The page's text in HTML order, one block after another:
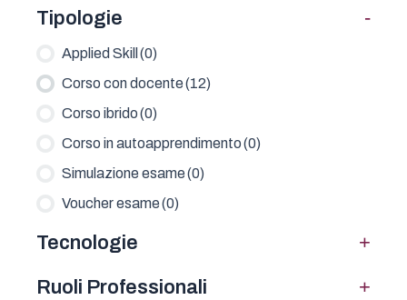
Tipologie -
Applied Skill (0)
Corso con docente(12)
Corso ibrido(0)
Corso in autoapprendimento(0)
Simulazione esame(0)
Voucher esame(0)
Tecnologie +
Ruoli Professionali +